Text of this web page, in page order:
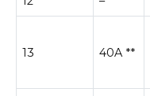
13 40A **